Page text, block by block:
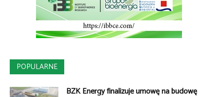
POPULARNE
BZK Energy finalizuje umowę na budowę